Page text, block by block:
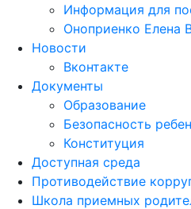
Информация для
Оноприенко Елена
Новости
Вконтакте
Документы
Образование
Безопасность
Конституция
Доступная среда
Противодействие
Школа приемных